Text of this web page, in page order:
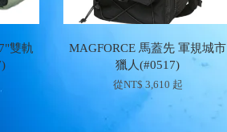
雙軌
MAGFORCE 馬蓋先 軍規城市
獵人(#0517)
從NT$ 3,610 起